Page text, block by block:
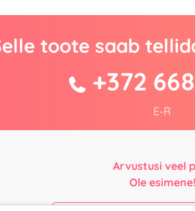
toote saab
+372
E-R
Arvustusi veel
Ole esimene!